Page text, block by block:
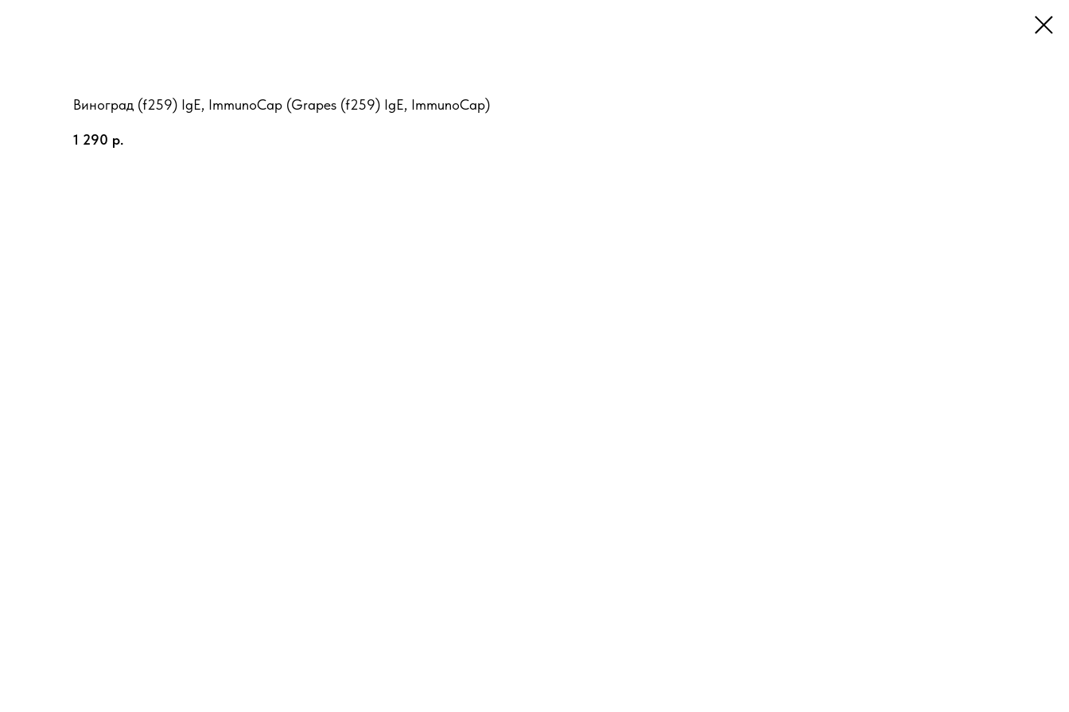
Виноград (f259) IgE, ImmunoCap (Grapes (f259) IgE, ImmunoCap)
1 290 р.